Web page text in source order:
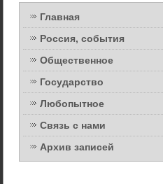
Главная
Россия, события
Общественное
Государство
Любопытное
Связь с нами
Архив записей